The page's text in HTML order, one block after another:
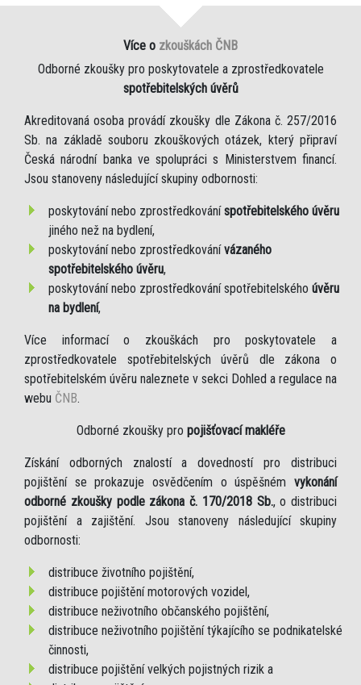
Více o zkouškách ČNB
Odborné zkoušky pro poskytovatele a zprostředkovatele
spotřebitelských úvěrů
Akreditovaná osoba provádí zkoušky dle Zákona č. 257/2016
Sb. na základě souboru zkouškových otázek, který připraví
Česká národní banka ve spolupráci s Ministerstvem financí.
Jsou stanoveny následující skupiny odbornosti:
poskytování nebo zprostředkováníspotřebitelského úvěru
jiného než na bydlení,
poskytování nebo zprostředkovánívázaného
spotřebitelského úvěru,
poskytování nebo zprostředkování spotřebitelského úvěru
na bydlení,
Více informací o zkouškách pro poskytovatele a
zprostředkovatele spotřebitelských úvěrů dle zákona o
spotřebitelském úvěru naleznete v sekci Dohled a regulace na
webu ČNB.
Odborné zkoušky pro pojišťovací makléře
Získání odborných znalostí a dovedností pro distribuci
pojištění se prokazuje osvědčením o úspěšném vykonání
odborné zkoušky podle zákona č. 170/2018 Sb., o distribuci
pojištění a zajištění. Jsou stanoveny následující skupiny
odbornosti:
distribuce životního pojištění,
distribuce pojištění motorových vozidel,
distribuce neživotního občanského pojištění,
distribuce neživotního pojištění týkajícího se podnikatelské
činnosti,
distribuce pojištění velkých pojistných rizik a